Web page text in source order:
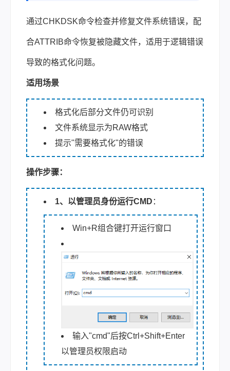
通过CHKDSK命令检查并修复文件系统错误，配
合ATTRIB命令恢复被隐藏文件，适用于逻辑错误
导致的格式化问题。
适用场景
格式化后部分文件仍可识别
文件系统显示为RAW格式
提示"需要格式化"的错误
操作步骤：
1、以管理员身份运行CMD ：
Win+R组合键打开运行窗口
输入"cmd"后按Ctrl+Shift+Enter
以管理员权限启动